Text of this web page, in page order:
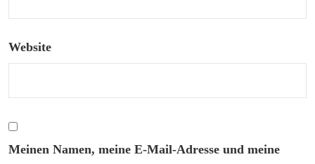
Website
Meinen Namen, meine E-Mail-Adresse und meine